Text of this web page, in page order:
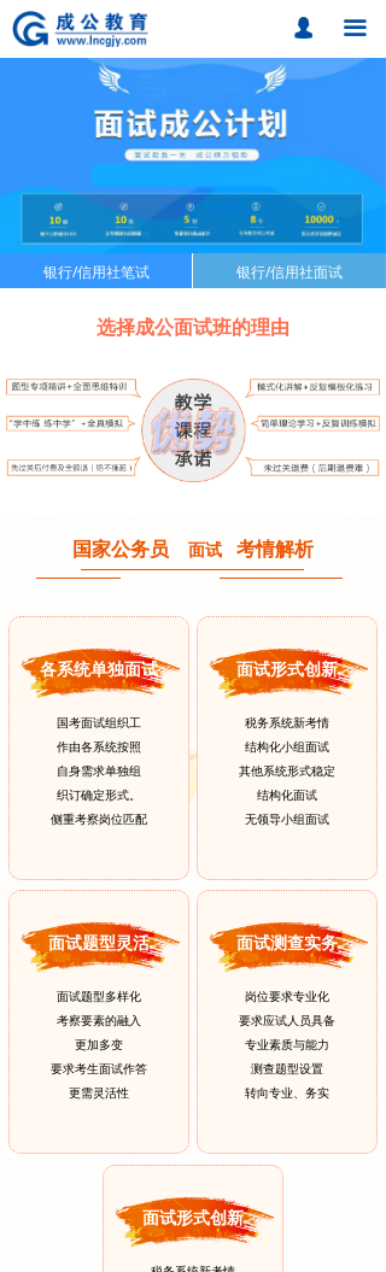
끀
首页
网校课程
各地分校
在线报名
넙
选择成公面试班的理由
国考面试组织工
作由各系统按照
自身需求单独组
织订确定形式。
侧重考察岗位匹配
各系统单独面试
国家公务员 面试 考情解析
税务系统新考情
结构化小组面试
其他系统形式稳定
结构化面试
无领导小组面试
面试形式创新
面试题型多样化
考察要素的融入
更加多变
要求考生面试作答
更需灵活性
面试题型灵活
岗位要求专业化
要求应试人员具备
专业素质与能力
测查题型设置
转向专业、务实
面试测查实务
面试形式创新
银行/信用社笔试 银行/信用社面试